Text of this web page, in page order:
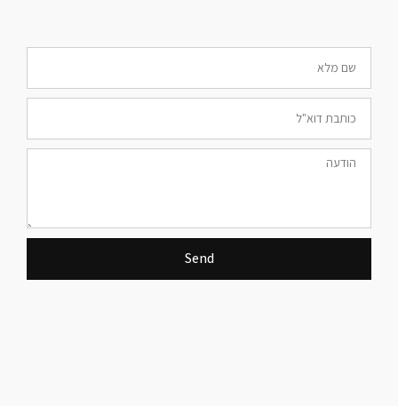
Send